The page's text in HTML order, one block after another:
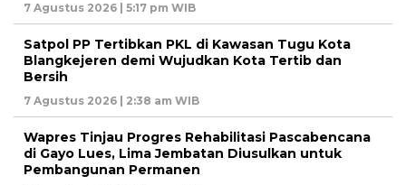
7 Agustus 2026 | 5:17 pm WIB
Satpol PP Tertibkan PKL di Kawasan Tugu Kota
Blangkejeren demi Wujudkan Kota Tertib dan
Bersih
7 Agustus 2026 | 2:38 am WIB
Wapres Tinjau Progres Rehabilitasi Pascabencana
di Gayo Lues, Lima Jembatan Diusulkan untuk
Pembangunan Permanen